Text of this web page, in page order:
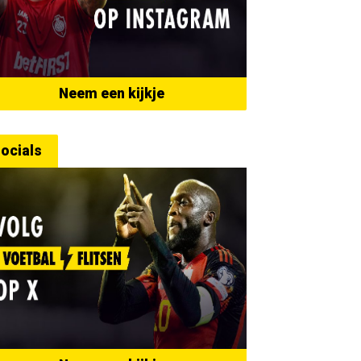
Neem een kijkje